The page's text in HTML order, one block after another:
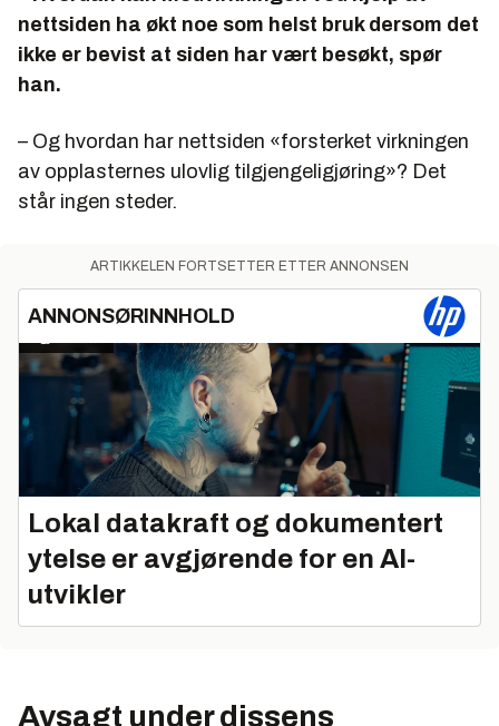
nettsiden ha økt noe som helst bruk dersom det
ikke er bevist at siden har vært besøkt, spør
han.
– Og hvordan har nettsiden «forsterket virkningen
av opplasternes ulovlig tilgjengeligjøring»? Det
står ingen steder.
ARTIKKELEN FORTSETTER ETTER ANNONSEN
ANNONSØRINNHOLD
Lokal datakraft og dokumentert
ytelse er avgjørende for en AI-
utvikler
Avsagt under dissens